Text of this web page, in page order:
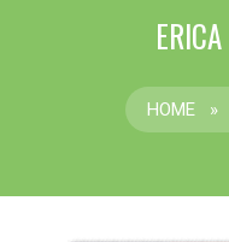
HOME »